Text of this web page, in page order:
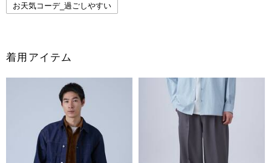
お天気コーデ_過ごしやすい
着用アイテム